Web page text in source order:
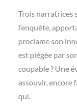
Trois narratrices
l’enquête,
proclame son
est piégée par
coupable ? Une
assouvir, encore
qui.